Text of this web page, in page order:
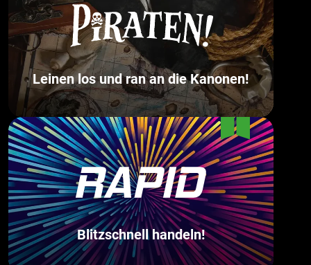
Leinen los und ran an die Kanonen!
Blitzschnell handeln!